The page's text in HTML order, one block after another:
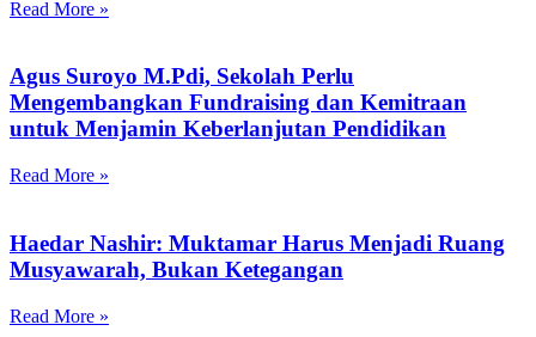
Read More »
Agus Suroyo M.Pdi, Sekolah Perlu
Mengembangkan Fundraising dan Kemitraan
untuk Menjamin Keberlanjutan Pendidikan
Read More »
Haedar Nashir: Muktamar Harus Menjadi Ruang
Musyawarah, Bukan Ketegangan
Read More »